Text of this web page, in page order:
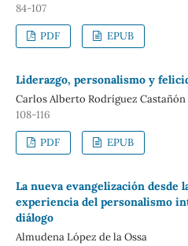
84-107
PDF EPUB
Liderazgo, personalismo y
Carlos Alberto Rodríguez Castañón
108-116
PDF EPUB
La nueva evangelización desde
experiencia del personalismo
diálogo
Almudena López de la Ossa